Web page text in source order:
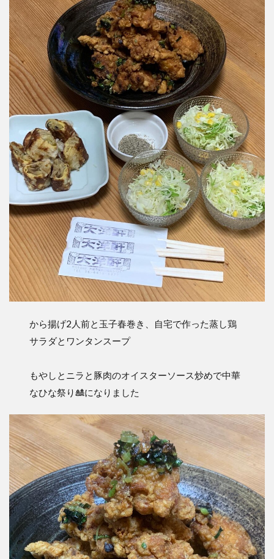
から揚げ2人前と玉子春巻き、自宅で作った蒸し鶏
サラダとワンタンスープ
もやしとニラと豚肉のオイスターソース炒めで中華
なひな祭り🎎になりました